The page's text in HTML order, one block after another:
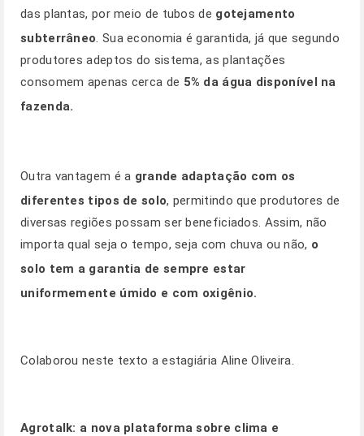
das plantas, por meio de tubos de gotejamento
subterrâneo. Sua economia é garantida, já que segundo
produtores adeptos do sistema, as plantações
consomem apenas cerca de 5% da água disponível na
fazenda.
Outra vantagem é a grande adaptação com os
diferentes tipos de solo, permitindo que produtores de
diversas regiões possam ser beneficiados. Assim, não
importa qual seja o tempo, seja com chuva ou não, o
solo tem a garantia de sempre estar
uniformemente úmido e com oxigênio.
Colaborou neste texto a estagiária Aline Oliveira.
Agrotalk: a nova plataforma sobre clima e